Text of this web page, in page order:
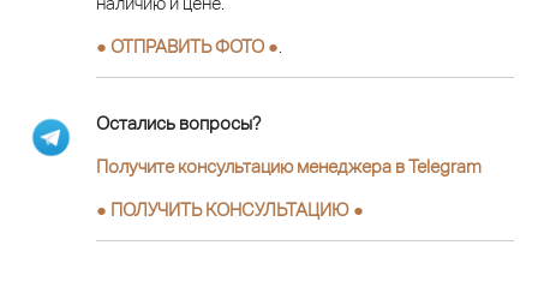
● ОТПРАВИТЬ ФОТО ●
Остались вопросы?
Получите консультацию менеджера в Telegram
● ПОЛУЧИТЬ КОНСУЛЬТАЦИЮ ●